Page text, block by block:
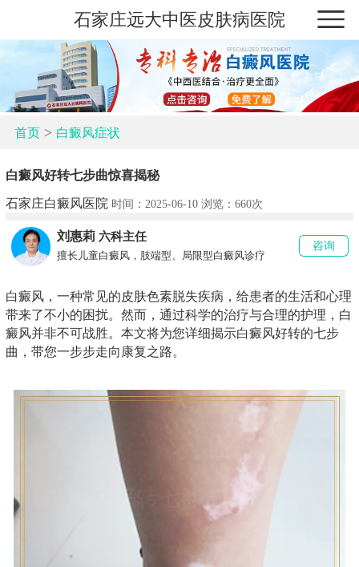
石家庄远大中医皮肤病医院
首页> 白癜风症状
白癜风好转七步曲惊喜揭秘
石家庄白癜风医院 时间：2025-06-10 浏览： 660次
刘惠莉 六科主任
擅长儿童白癜风，肢端型、局限型白癜风诊疗
咨询
白癜风，一种常见的皮肤色素脱失疾病，给患者的生活和心理
带来了不小的困扰。然而，通过科学的治疗与合理的护理，白
癜风并非不可战胜。本文将为您详细揭示白癜风好转的七步
曲，带您一步步走向康复之路。